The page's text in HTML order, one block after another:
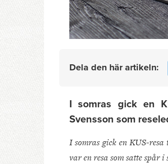
Dela den här artikeln:
I somras gick en
Svensson som
I somras gick en KUS-resa
var en resa som satte spår i